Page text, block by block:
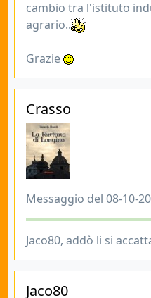
cambio tra l'istituto
agrario..
Grazie
Crasso
Messaggio del 08-10-
Jaco80, addò li si
Jaco80